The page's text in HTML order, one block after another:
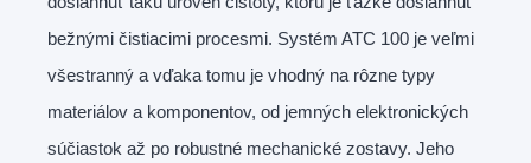
bežnými čistiacimi procesmi. Systém ATC 100 je veľmi
všestranný a vďaka tomu je vhodný na rôzne typy
materiálov a komponentov, od jemných elektronických
súčiastok až po robustné mechanické zostavy. Jeho